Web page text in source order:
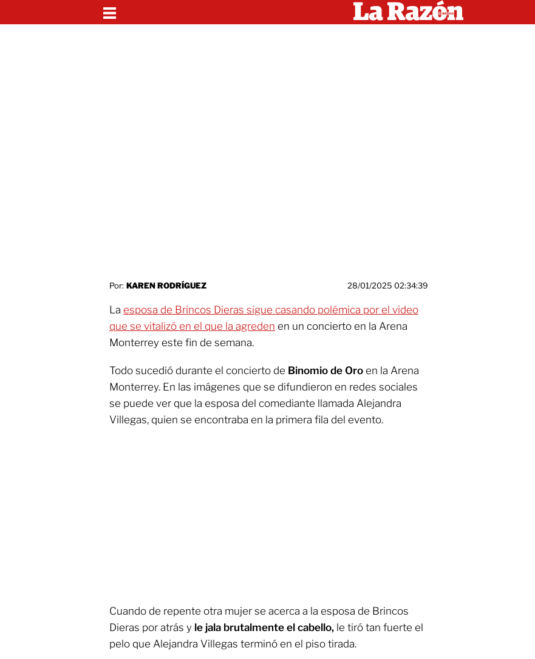
Por: KAREN RODRÍGUEZ 28/01/2025 02:34:39
La esposa de Brincos Dieras sigue casando polémica por el video
que se vitalizó en el que la agreden en un concierto en la Arena
Monterrey este fin de semana.
Todo sucedió durante el concierto de Binomio de Oro en la Arena
Monterrey. En las imágenes que se difundieron en redes sociales
se puede ver que la esposa del comediante llamada Alejandra
Villegas, quien se encontraba en la primera fila del evento.
Cuando de repente otra mujer se acerca a la esposa de Brincos
Dieras por atrás y le jala brutalmente el cabello, le tiró tan fuerte el
pelo que Alejandra Villegas terminó en el piso tirada.